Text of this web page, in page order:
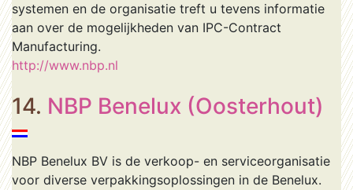
systemen en de organisatie treft u tevens informatie
aan over de mogelijkheden van IPC-Contract
Manufacturing.
http://www.nbp.nl
14. NBP Benelux (Oosterhout)
NBP Benelux BV is de verkoop- en serviceorganisatie
voor diverse verpakkingsoplossingen in de Benelux.